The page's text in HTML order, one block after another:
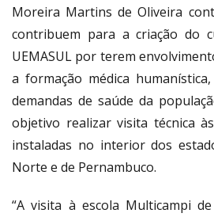
Moreira Martins de Oliveira
contribuem para a criação do
UEMASUL por terem
a formação médica
demandas de saúde da
objetivo realizar visita técnica
instaladas no interior dos
Norte e de Pernambuco.
“A visita à escola Multicampi